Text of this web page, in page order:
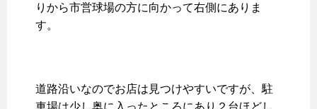
りから市営球場の方に向かって右側にありま
す。
道路沿いなのでお店は見つけやすいですが、駐
車場は少し奥に入ったところにあり２台ほどし